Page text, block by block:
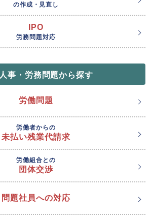
の作成・見直し
IPO
労務問題対応
人事・労務問題から探す
労働問題
労働者からの
未払い残業代請求
労働組合との
団体交渉
問題社員への対応